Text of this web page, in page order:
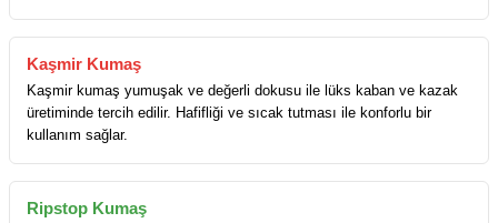
Kaşmir Kumaş
Kaşmir kumaş yumuşak ve değerli dokusu ile lüks kaban ve kazak
üretiminde tercih edilir. Hafifliği ve sıcak tutması ile konforlu bir
kullanım sağlar.
Ripstop Kumaş